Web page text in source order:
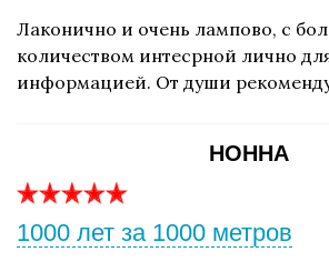
Лаконично и очень лампово, с
количеством интесрной лично
информацией. От души
НОННА
1000 лет за 1000 метров